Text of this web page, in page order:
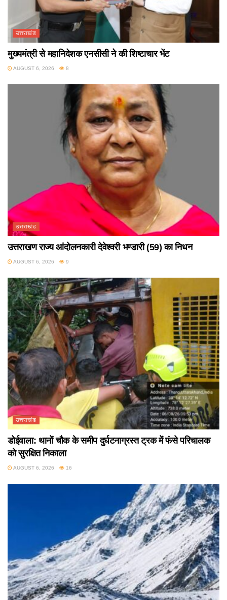
उत्तराखंड
मुख्यमंत्री से महानिदेशक एनसीसी ने की शिष्टाचार भेंट
AUGUST 6, 2026 8
उत्तराखंड
उत्तराखण राज्य आंदोलनकारी देवेश्वरी भण्डारी (59) का निधन
AUGUST 6, 2026 9
उत्तराखंड
डोईवाला: थानों चौक के समीप दुर्घटनाग्रस्त ट्रक में फंसे परिचालक
को सुरक्षित निकाला
AUGUST 6, 2026 16